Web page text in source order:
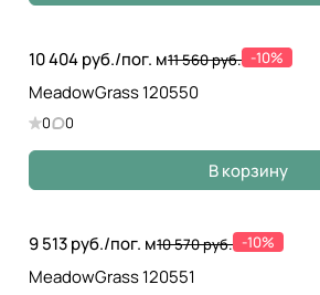
10 404 руб./пог. м11 560 руб. -10%
MeadowGrass 120550
0 0
В корзину
9 513 руб./пог. м10 570 руб. -10%
MeadowGrass 120551